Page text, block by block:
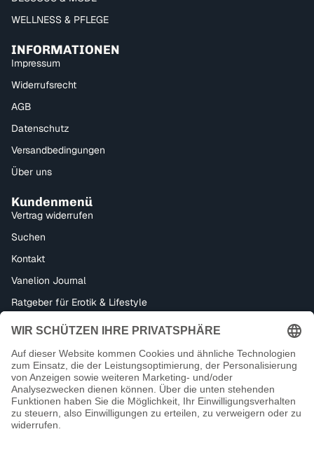
WELLNESS & PFLEGE
INFORMATIONEN
Impressum
Widerrufsrecht
AGB
Datenschutz
Versandbedingungen
Über uns
Kundenmenü
Vertrag widerrufen
Suchen
Kontakt
Vanelion Journal
Ratgeber für Erotik & Lifestyle
Bondage, Dominanz & Fetisch – Alles für dein BDSM-Erlebnis
FacebookInstagramTiktok
18+ Kein Verkauf an Minderjährige
Zahlungsmethoden
Datenschutzerklärung
Impressum
Kontaktinformationen
AGB
Widerrufsrecht
Versand